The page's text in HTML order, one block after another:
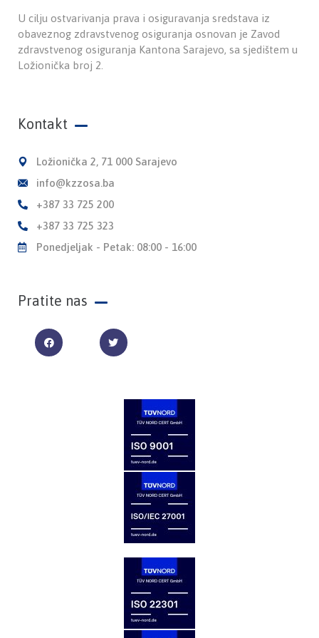
U cilju ostvarivanja prava i osiguravanja sredstava iz
obaveznog zdravstvenog osiguranja osnovan je Zavod
zdravstvenog osiguranja Kantona Sarajevo, sa sjedištem u
Ložionička broj 2.
Kontakt
Ložionička 2, 71 000 Sarajevo
info@kzzosa.ba
+387 33 725 200
+387 33 725 323
Ponedjeljak - Petak: 08:00 - 16:00
Pratite nas